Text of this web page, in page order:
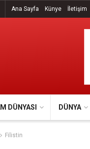
Ana Sayfa Künye İletişim
DÜNYASI DÜNYA
Filistin